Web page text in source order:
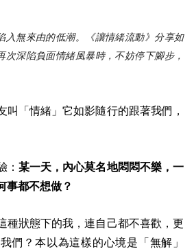
入無來由的低潮。《讓情緒流動》分享如
次深陷負面情緒風暴時，不妨停下腳步，
叫「情緒」它如影隨行的跟著我們，
： 某一天，內心莫名地悶悶不樂，一
事都不想做？
種狀態下的我，連自己都不喜歡，更
們？本以為這樣的心境是「無解」